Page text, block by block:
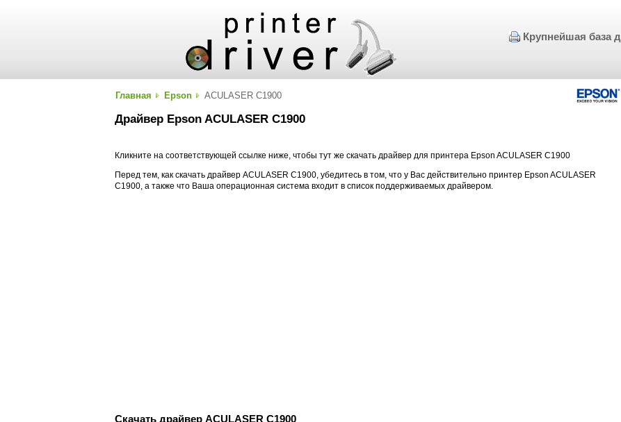
Крупнейшая база
Главная Epson ACULASER C1900
Драйвер Epson ACULASER C1900
Кликните на соответствующей ссылке ниже, чтобы тут же скачать драйвер для принтера Epson ACULASER C1900
Перед тем, как скачать драйвер ACULASER C1900, убедитесь в том, что у Вас действительно принтер Epson ACULASER
C1900, а также что Ваша операционная система входит в список поддерживаемых драйвером.
Скачать драйвер ACULASER C1900